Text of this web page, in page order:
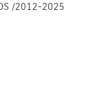
/2012-2025